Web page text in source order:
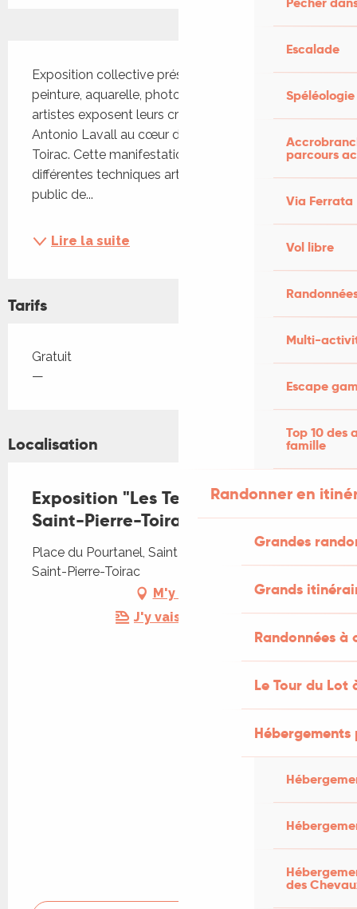
Escalade
Spéléologie
parcours
Via Ferrata
Vol libre
Multi-
Escape
Top 10 des
famille
Randonner en
Grandes
Grands
Randonnées
Le Tour du Lot
des
Exposition collective présentant des œuvres de
peinture, aquarelle, photographie et pastel. Les
artistes exposent leurs créations dans la salle
Antonio Lavall au cœur du village de Saint-Pierre-
Toirac. Cette manifestation met en valeur
différentes techniques artistiques et permet au
public de...
Lire la suite
Tarifs
Tarifs 2026
Gratuit
—
Localisation
Exposition "Les Temps d'Art", à
Saint-Pierre-Toirac
Place du Pourtanel, Saint-Pierre-Toirac, 46160
Saint-Pierre-Toirac
M'y rendre
J'y vais en train !